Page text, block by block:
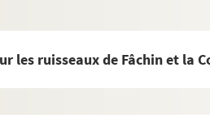
les ruisseaux de Fâchin et la
Exercices de 1780 à 1783
de 1783 à 1786